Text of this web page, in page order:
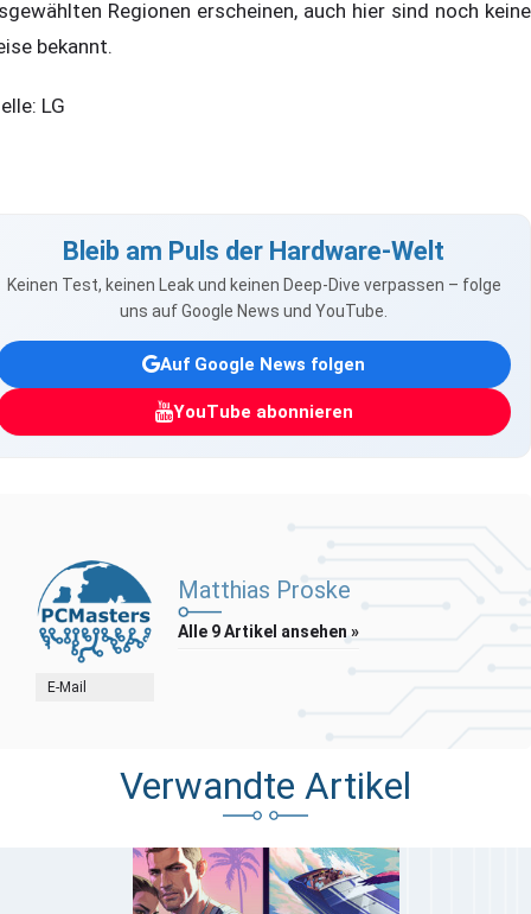
Regionen erscheinen, auch hier sind noch keine
bekannt.
LG
Bleib am Puls der Hardware-Welt
Keinen Test, keinen Leak und keinen Deep-Dive verpassen – folge
uns auf Google News und YouTube.
Auf Google News folgen
YouTube abonnieren
E-Mail
Matthias Proske
Alle 9 Artikel ansehen »
Verwandte Artikel